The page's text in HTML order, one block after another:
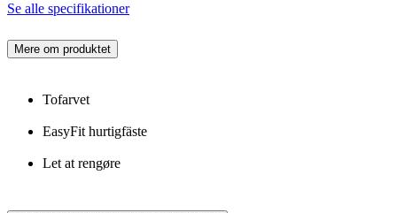
Se alle specifikationer
Mere om produktet
Tofarvet
EasyFit hurtigfäste
Let at rengøre